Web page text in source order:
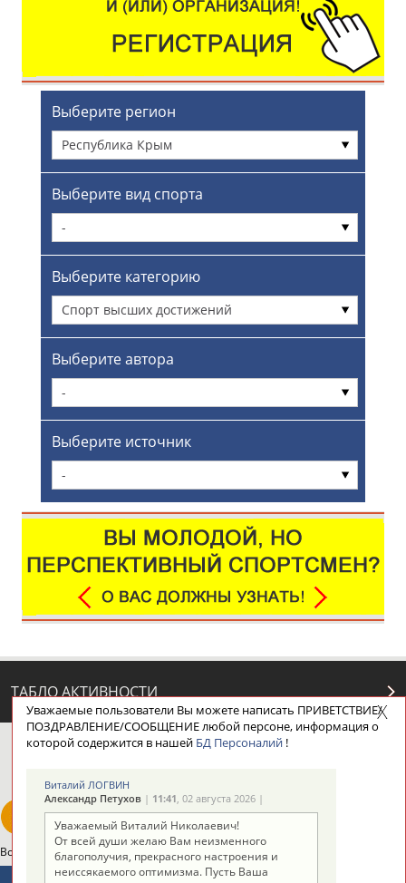
Выберите регион
Республика Крым
Выберите вид спорта
-
Выберите категорию
Спорт высших достижений
Выберите автора
-
Выберите источник
-
ТАБЛО АКТИВНОСТИ
ЦЕЛИ ПРОЕКТА НАШИ КНОПКИ
Вопросы сотрудничества и совместной деятельности
Уважаемые пользователи Вы можете написать ПРИВЕТСТВИЕ/
ПОЗДРАВЛЕНИЕ/СООБЩЕНИЕ любой персоне, информация о
которой содержится в нашей БД Персоналий!
Виталий ЛОГВИН
Александр Петухов| 11:41, 02 августа 2026 |
Уважаемый Виталий Николаевич!
От всей души желаю Вам неизменного
благополучия, прекрасного настроения и
неиссякаемого оптимизма. Пусть Ваша